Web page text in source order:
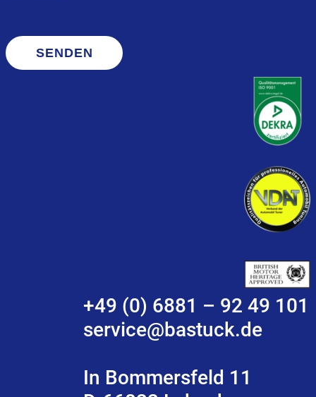
SENDEN
+49 (0) 6881 – 92 49 101
service@bastuck.de
In Bommersfeld 11